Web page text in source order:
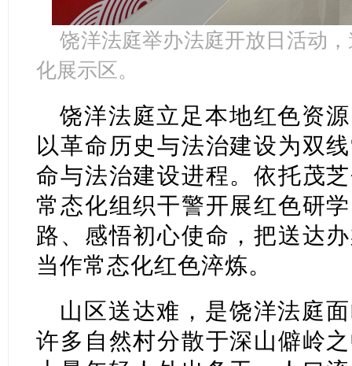
饶洋法庭举办法庭开放日活动
化展示区。
饶洋法庭立足本地红色资
以革命历史与法治建设为双
命与法治建设进程。依托茂
常态化组织干警开展红色研
路、感悟初心使命，把送达
当作常态化红色淬炼。
山区送达难，是饶洋法庭
许多自然村分散于深山僻岭